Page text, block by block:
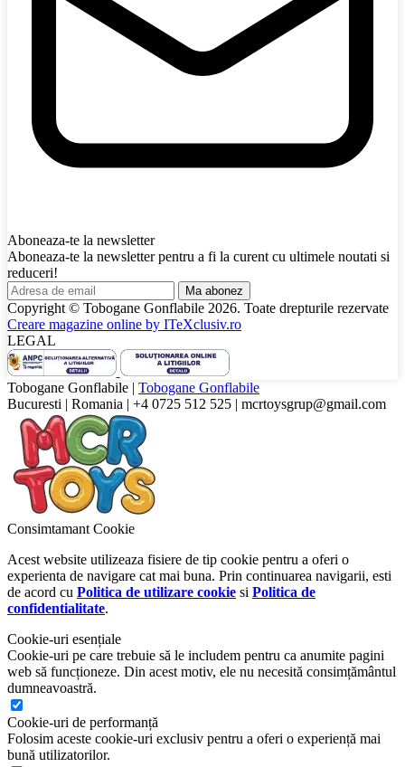
Aboneaza-te la newsletter
Aboneaza-te la newsletter pentru a fi la curent cu ultimele noutati si
reduceri!
Ma abonez
Copyright © Tobogane Gonflabile 2026. Toate drepturile rezervate
Creare magazine online by ITeXclusiv.ro
LEGAL
Tobogane Gonflabile | Tobogane Gonflabile
Bucuresti | Romania | +4 0725 512 525 | mcrtoysgrup@gmail.com
Consimtamant Cookie
Acest website utilizeaza fisiere de tip cookie pentru a oferi o
experienta de navigare cat mai buna. Prin continuarea navigarii, esti
de acord cu Politica de utilizare cookie si Politica de
confidentialitate.
Cookie-uri esențiale
Cookie-uri pe care trebuie să le includem pentru ca anumite pagini
web să funcționeze. Din acest motiv, ele nu necesită consimțământul
dumneavoastră.
Cookie-uri de performanță
Folosim aceste cookie-uri exclusiv pentru a oferi o experiență mai
bună utilizatorilor.